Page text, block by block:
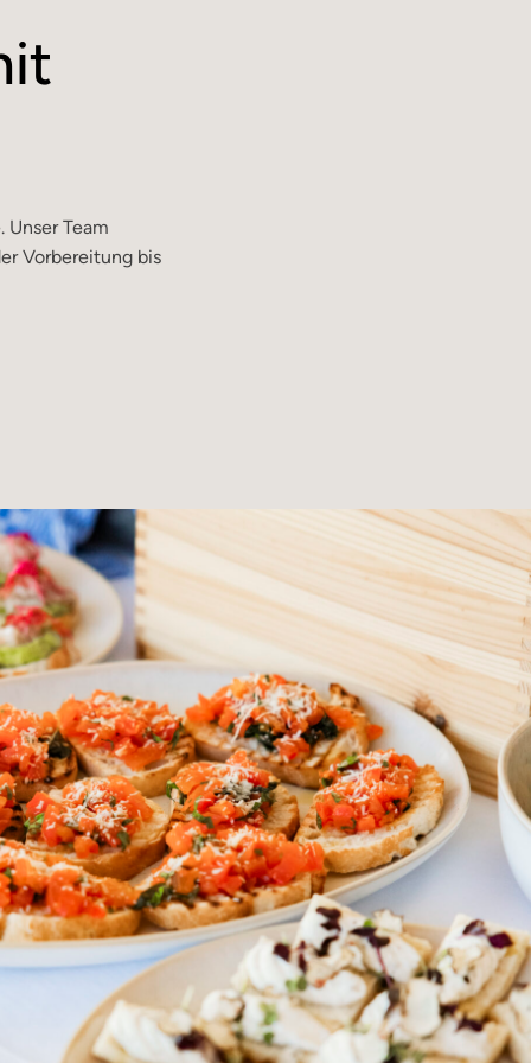
Team
Vorbereitung bis